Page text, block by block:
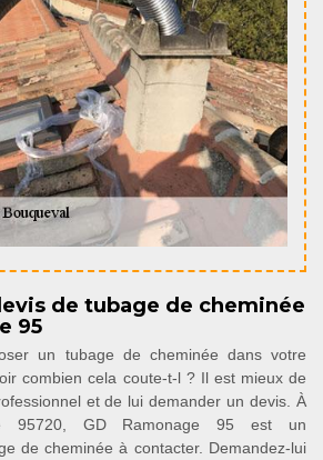
de tubage de cheminée
95
un tubage de cheminée dans votre
combien cela coute-t-l ? Il est mieux de
et de lui demander un devis. À
95720, GD Ramonage 95 est un
de cheminée à contacter. Demandez-lui